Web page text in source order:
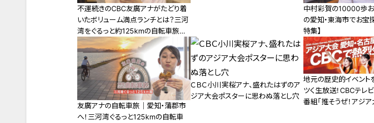
不運続きのCBC友廣アナがたどり着
いたボリューム満点ランチとは？三河
湾をぐるっと約125kmの自転車旅ス
タート！
中村彩賀の10000歩
の愛知・東海市でお宝探
特集】
友廣アナの自転車旅｜愛知・蒲郡市
へ！三河湾ぐるっと125kmの自転車
ＣＢＣ小川実桜アナ、盛れたはずのア
ジア大会ポスターに思わぬ落とし穴
地元の歴史的イベント
ツく生放送！CBCテレ
番組「推そうぜ！アジ